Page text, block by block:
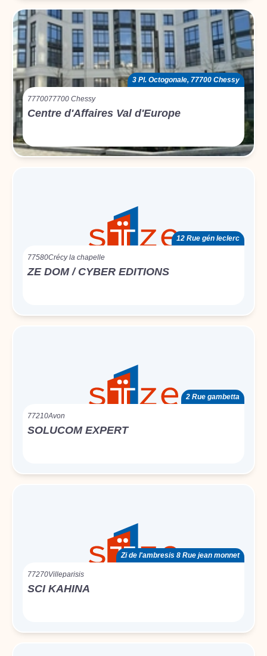
3 Pl. Octogonale, 77700 Chessy
7770077700 Chessy
Centre d'Affaires Val d'Europe
12 Rue gén leclerc
77580Crécy la chapelle
ZE DOM / CYBER EDITIONS
2 Rue gambetta
77210Avon
SOLUCOM EXPERT
Zi de l'ambresis 8 Rue jean monnet
77270Villeparisis
SCI KAHINA